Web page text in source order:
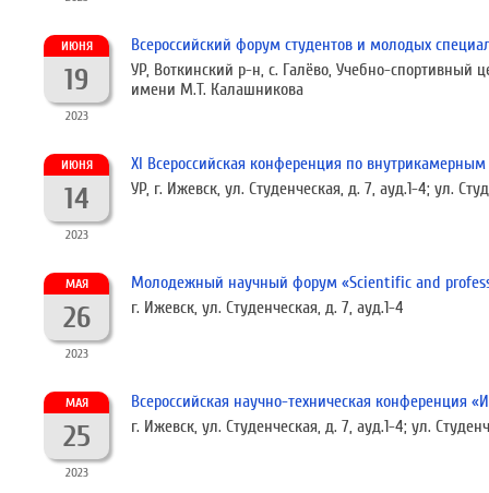
ИЮНЯ
19
2023
Всероссийский форум студентов и молодых
УР, Воткинский р-н, с. Галёво, Учебно-спортивный
имени М.Т. Калашникова
ИЮНЯ
14
2023
XI Всероссийская конференция по
УР, г. Ижевск, ул. Студенческая, д. 7, ауд.1-4; ул.
МАЯ
26
2023
Молодежный научный форум «Scientific and
г. Ижевск, ул. Студенческая, д. 7, ауд.1-4
МАЯ
25
2023
Всероссийская научно-техническая
г. Ижевск, ул. Студенческая, д. 7, ауд.1-4; ул.